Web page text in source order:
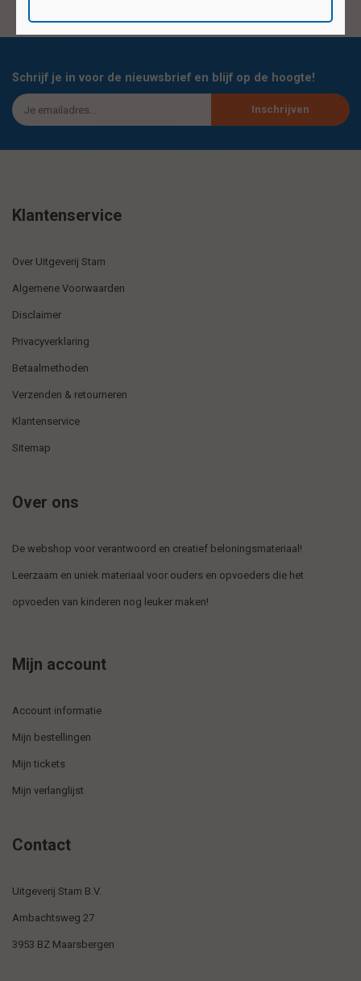
Schrijf je in voor de nieuwsbrief en blijf op de hoogte!
Inschrijven
Klantenservice
Over Uitgeverij Stam
Algemene Voorwaarden
Disclaimer
Privacyverklaring
Betaalmethoden
Verzenden & retourneren
Klantenservice
Sitemap
Over ons
De webshop voor verantwoord en creatief beloningsmateriaal!
Leerzaam en uniek materiaal voor ouders en opvoeders die het
opvoeden van kinderen nog leuker maken!
Mijn account
Account informatie
Mijn bestellingen
Mijn tickets
Mijn verlanglijst
Contact
Uitgeverij Stam B.V.
Ambachtsweg 27
3953 BZ Maarsbergen